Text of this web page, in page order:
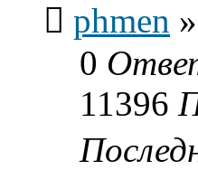
phmen »
0
11396